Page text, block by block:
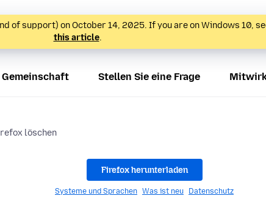
of support) on October 14, 2025. If you are on Windows 10,
this article.
Gemeinschaft Stellen Sie eine Frage
löschen
Firefox herunterladen
Systeme und Sprachen Was ist neu Datenschutz